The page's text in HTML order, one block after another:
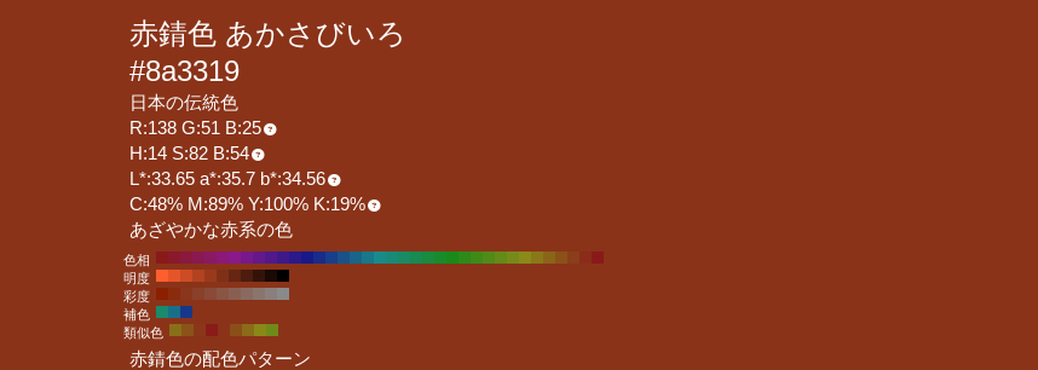
赤錆色 あかさびいろ
#8a3319
日本の伝統色
R:138 G:51 B:25
H:14 S:82 B:54
L*:33.65 a*:35.7 b*:34.56
C:48% M:89% Y:100% K:19%
あざやかな赤系の色
色相
明度
彩度
補色
類似色
赤錆色の配色パターン